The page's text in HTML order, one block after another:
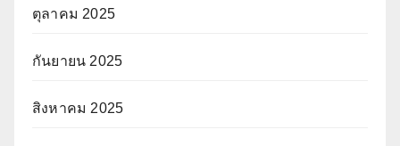
ตุลาคม 2025
กันยายน 2025
สิงหาคม 2025